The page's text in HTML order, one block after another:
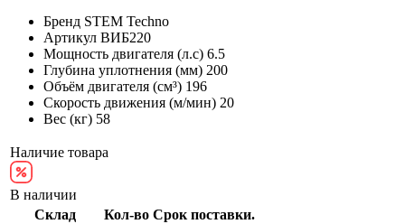
Бренд STEM Techno
Артикул ВИБ220
Мощность двигателя (л.с) 6.5
Глубина уплотнения (мм) 200
Объём двигателя (см³) 196
Скорость движения (м/мин) 20
Вес (кг) 58
Наличие товара
В наличии
Склад
Кол-во Срок поставки.